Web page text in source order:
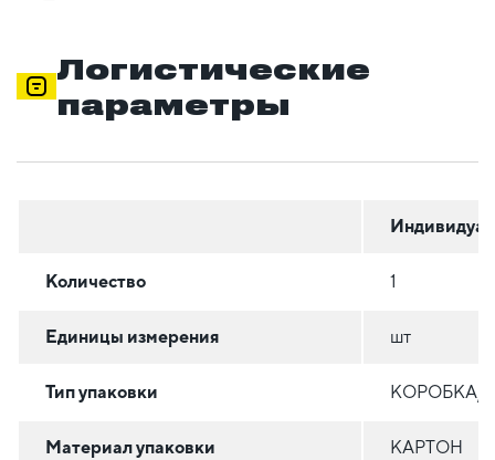
Логистические
параметры
Количество 1
Единицы измерения шт
Тип упаковки КОРОБКА/
Материал упаковки КАРТОН